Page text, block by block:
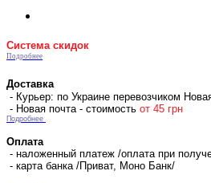
Система скидок
Подробнее
Доставка
- Курьер: по Украине перевозчиком
- Новая почта - стоимость от 45 грн
Подробнее
Оплата
- наложенный платеж /оплата при
- карта банка /Приват, Моно Банк/